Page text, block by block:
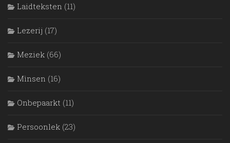
Laidteksten (11)
Lezerij (17)
Meziek (66)
Mìnsen (16)
Onbepaarkt (11)
Persoonlek (23)